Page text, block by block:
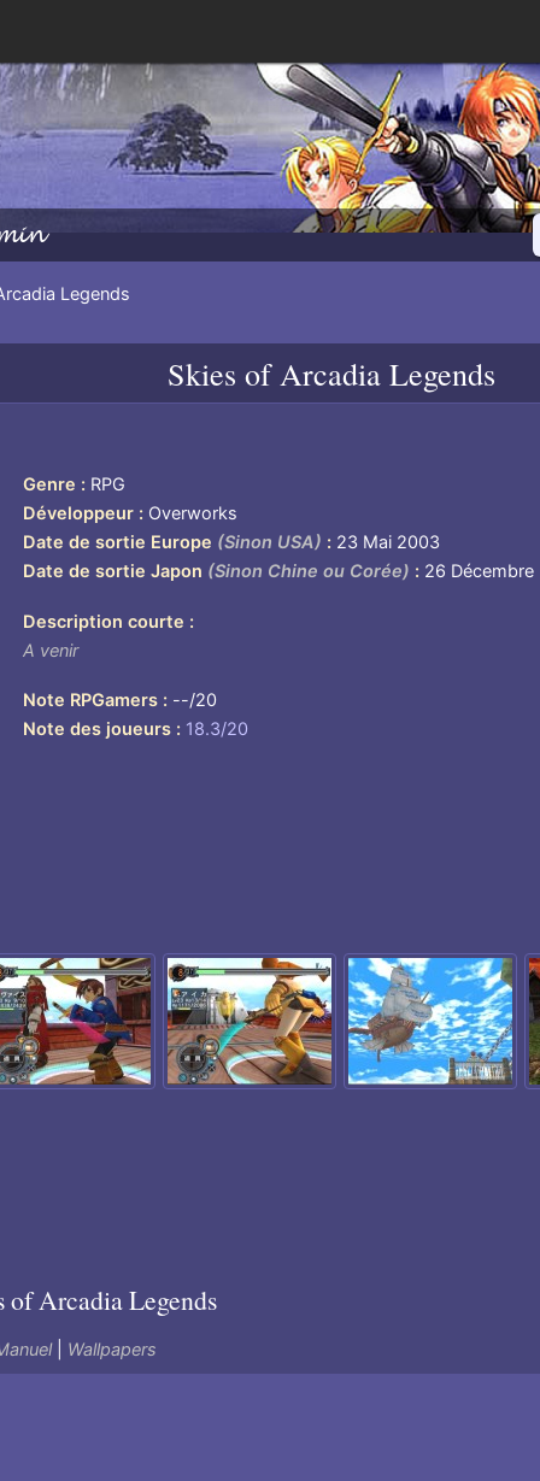
Legends
Skies of Arcadia Legends
Genre
RPG
Développeur
Overworks
Date de sortie Europe (Sinon USA)
23 Mai 2003
Date de sortie Japon (Sinon Chine ou Corée) 26
Description courte
A venir
Note RPGamers
--/20
Note des joueurs
18.3/20
of Arcadia Legends
| Wallpapers